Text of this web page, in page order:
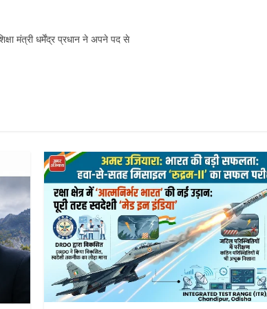
मंत्री धर्मेंद्र प्रधान ने अपने पद से